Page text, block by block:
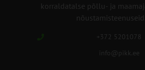
korraldatalse põllu- ja
nõustamisteenuseid.
+372 5201078
info@pikk.ee